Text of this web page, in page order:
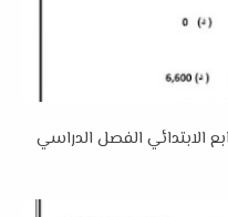
الابتدائي الفصل الدراسي